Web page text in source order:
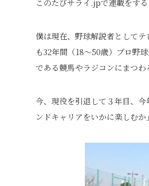
このたびサライ.jpで連載をす
僕は現在、野球解説者として
も32年間（18～50歳）プロ野
である競馬やラジコンにまつわ
今、現役を引退して３年目、
ンドキャリアをいかに楽しむ